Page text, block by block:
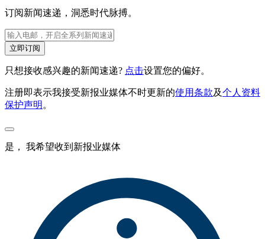
订阅新闻速递，洞悉时代脉搏。
立即订阅
只想接收感兴趣的新闻速递? 点击设置您的偏好。
注册即表示我接受新报业媒体不时更新的使用条款及个人资料
保护声明 。
是， 我希望收到新报业媒体